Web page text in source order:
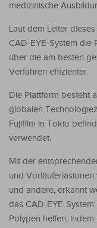
medizinische
Laut dem Leiter
CAD-EYE-System die
über die am besten
Verfahren effizienter.
Die Plattform besteht
globalen
Fujifilm in Tokio
verwendet.
Mit der
und
und andere, erkannt
das CAD-EYE-
Polypen helfen,